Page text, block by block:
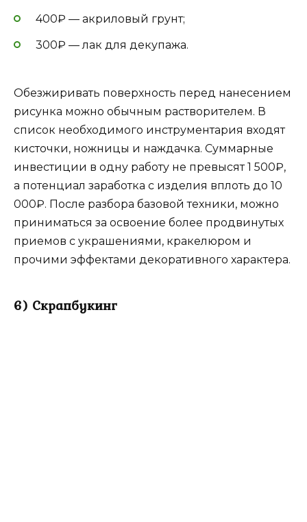
400₽ — акриловый грунт;
300₽ — лак для декупажа.
Обезжиривать поверхность перед нанесением
рисунка можно обычным растворителем. В
список необходимого инструментария входят
кисточки, ножницы и наждачка. Суммарные
инвестиции в одну работу не превысят 1 500₽,
а потенциал заработка с изделия вплоть до 10
000₽. После разбора базовой техники, можно
приниматься за освоение более продвинутых
приемов с украшениями, кракелюром и
прочими эффектами декоративного характера.
6) Скрапбукинг